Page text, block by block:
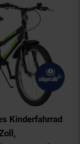
Kinderfahrrad